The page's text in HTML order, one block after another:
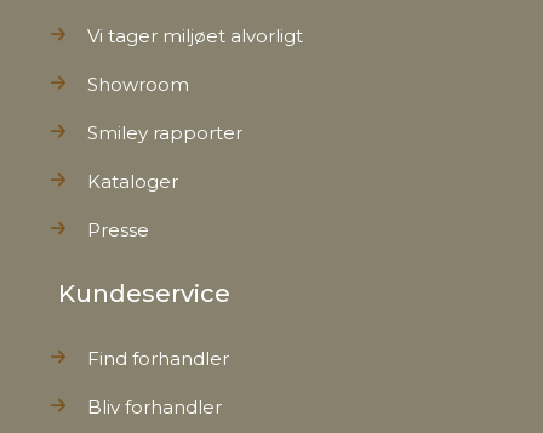
Vi tager miljøet alvorligt
Showroom
Smiley rapporter
Kataloger
Presse
Kundeservice
Find forhandler
Bliv forhandler